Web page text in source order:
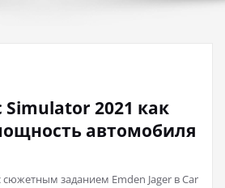
Simulator 2021 как
автомобиля
сюжетным заданием Emden Jager в Car